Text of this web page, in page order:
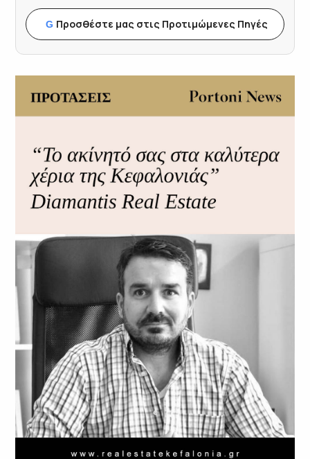
G Προσθέστε μας στις Προτιμώμενες Πηγές